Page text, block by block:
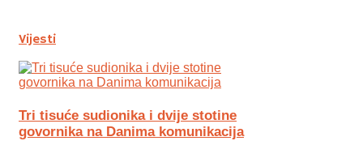
Vijesti
Tri tisuće sudionika i dvije stotine
govornika na Danima komunikacija